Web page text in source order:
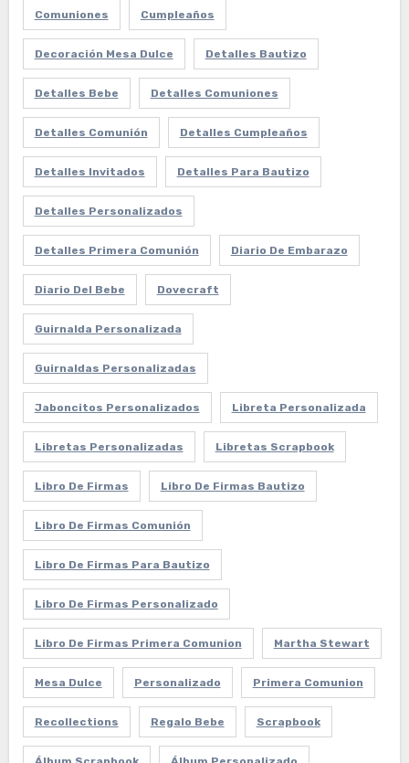
Comuniones Cumpleaños
Decoración Mesa Dulce Detalles Bautizo
Detalles Bebe Detalles Comuniones
Detalles Comunión Detalles Cumpleaños
Detalles Invitados Detalles Para Bautizo
Detalles Personalizados
Detalles Primera Comunión Diario De Embarazo
Diario Del Bebe Dovecraft
Guirnalda Personalizada
Guirnaldas Personalizadas
Jaboncitos Personalizados Libreta Personalizada
Libretas Personalizadas Libretas Scrapbook
Libro De Firmas Libro De Firmas Bautizo
Libro De Firmas Comunión
Libro De Firmas Para Bautizo
Libro De Firmas Personalizado
Libro De Firmas Primera Comunion Martha Stewart
Mesa Dulce Personalizado Primera Comunion
Recollections Regalo Bebe Scrapbook